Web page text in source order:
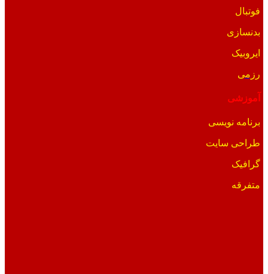
فوتبال
بدنسازی
ایروبیک
رزمی
آموزشی
برنامه نویسی
طراحی سایت
گرافیک
متفرقه